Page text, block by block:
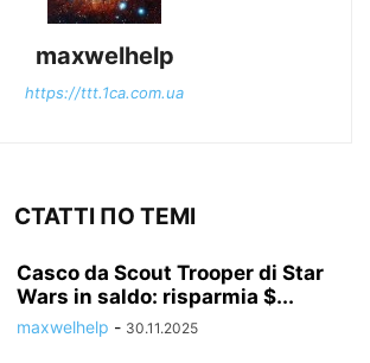
maxwelhelp
https://ttt.1ca.com.ua
СТАТТІ ПО ТЕМІ
Casco da Scout Trooper di Star
Wars in saldo: risparmia $...
maxwelhelp - 30.11.2025